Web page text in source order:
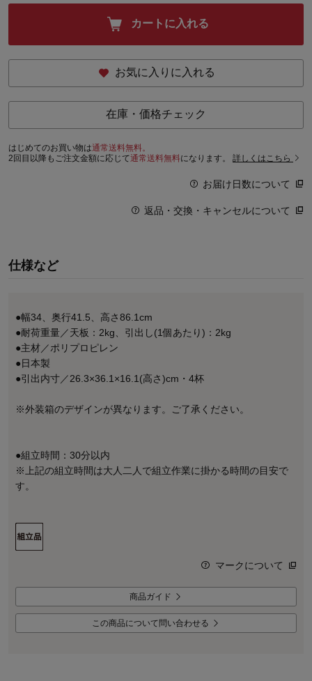
カートに入れる
お気に入りに入れる
在庫・価格チェック
はじめてのお買い物は通常送料無料。
2回目以降もご注文金額に応じて通常送料無料になります。 詳しくはこちら
お届け日数について
返品・交換・キャンセルについて
仕様など
●幅34、奥行41.5、高さ86.1cm
●耐荷重量／天板：2kg、引出し(1個あたり)：2kg
●主材／ポリプロピレン
●日本製
●引出内寸／26.3×36.1×16.1(高さ)cm・4杯
※外装箱のデザインが異なります。ご了承ください。
●組立時間：30分以内
※上記の組立時間は大人二人で組立作業に掛かる時間の目安で
す。
マークについて
商品ガイド
この商品について問い合わせる